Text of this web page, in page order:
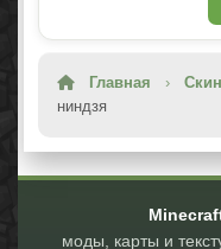
Главная ›
ниндзя
моды, карты и